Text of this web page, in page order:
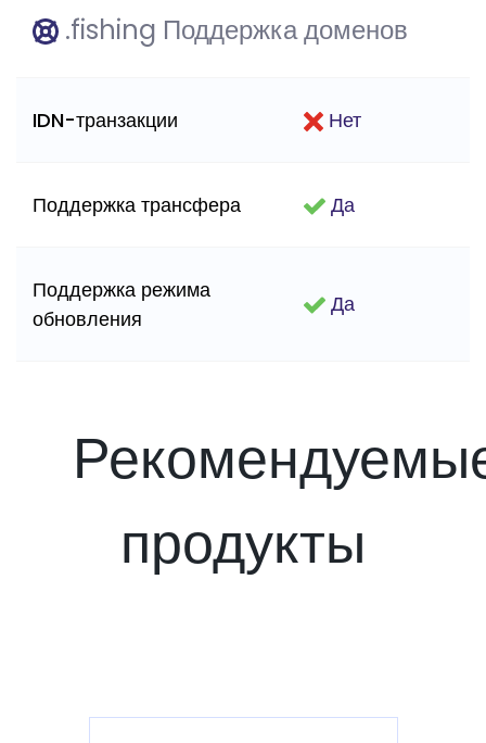
.fishing Поддержка доменов
IDN-транзакции Нет
Поддержка трансфера Да
Поддержка режима
обновления
Да
продукты